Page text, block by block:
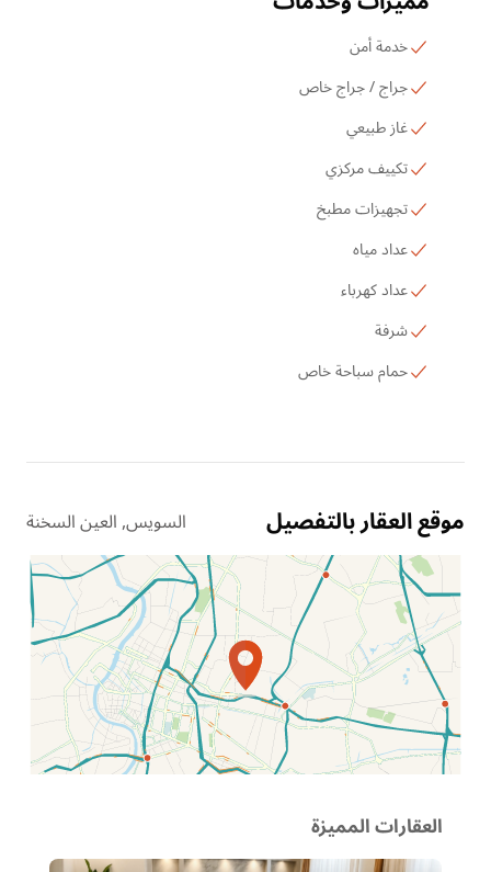
خدمة أمن
جراج / جراج خاص
غاز طبيعي
تكييف مركزي
تجهيزات مطبخ
عداد مياه
عداد كهرباء
شرفة
حمام سباحة خاص
موقع العقار بالتفصيل السويس, العين السخنة
الموقع عل الخريطة
العقارات المميزة